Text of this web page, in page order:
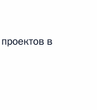
в